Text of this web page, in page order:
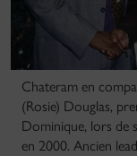
Chateram en
(Rosie) Douglas,
Dominique, lors de
en 2000. Ancien